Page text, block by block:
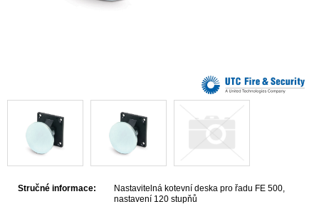
Stručné informace:
Nastavitelná kotevní deska pro řadu FE 500,
nastavení 120 stupňů